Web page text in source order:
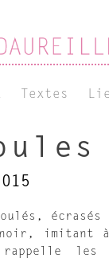
Textes
noir,
les